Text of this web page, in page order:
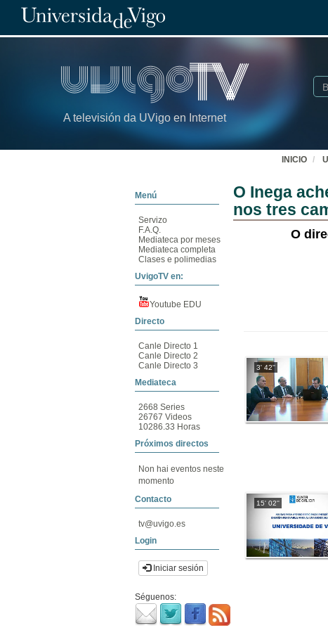
A televisión da UVigo en Internet
INICIO
Menú
Servizo
F.A.Q.
Mediateca por meses
Mediateca completa
Clases e polimedias
UvigoTV en:
Youtube EDU
Directo
Canle Directo 1
Canle Directo 2
Canle Directo 3
Mediateca
2668 Series
26767 Videos
10286.33 Horas
Próximos directos
Non hai eventos neste
momento
Contacto
tv@uvigo.es
Login
Iniciar sesión
Séguenos:
O Inega
nos tres
O
3' 42''
15' 02''